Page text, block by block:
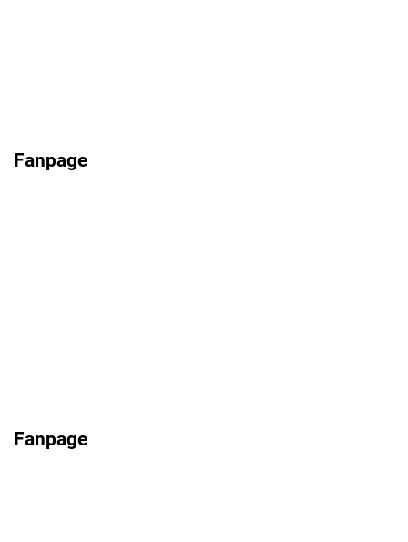
Fanpage
Fanpage